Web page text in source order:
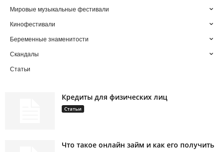
Мировые музыкальные фестивали
Кинофестивали
Беременные знаменитости
Скандалы
Статьи
Кредиты для физических лиц
Статьи
Что такое онлайн займ и как его получить